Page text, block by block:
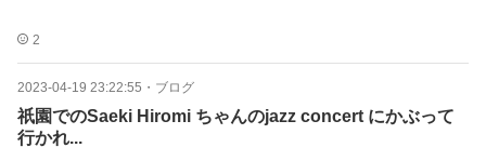
2
2023-04-19 23:22:55 ・ ブログ
祇園でのSaeki Hiromi ちゃんのjazz concert にかぶって
行かれ...